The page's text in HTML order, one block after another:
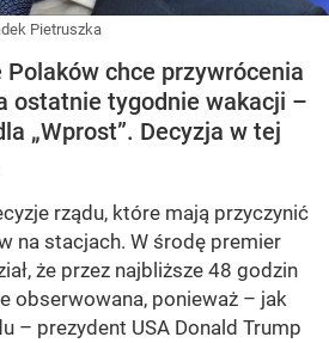
Pietruszka
chce przywrócenia
ostatnie tygodnie wakacji –
„Wprost”. Decyzja w tej
rządu, które mają przyczynić
na stacjach. W środę premier
że przez najbliższe 48 godzin
obserwowana, ponieważ – jak
– prezydent USA Donald Trump